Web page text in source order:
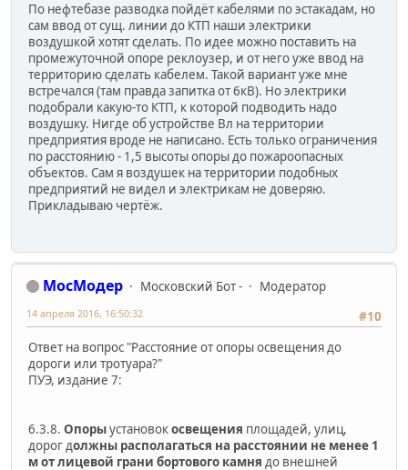
По нефтебазе разводка пойдёт кабелями по эстакадам, но
сам ввод от сущ. линии до КТП наши электрики
воздушкой хотят сделать. По идее можно поставить на
промежуточной опоре реклоузер, и от него уже ввод на
территорию сделать кабелем. Такой вариант уже мне
встречался (там правда запитка от 6кВ). Но электрики
подобрали какую-то КТП, к которой подводить надо
воздушку. Нигде об устройстве Вл на территории
предприятия вроде не написано. Есть только ограничения
по расстоянию - 1,5 высоты опоры до пожароопасных
объектов. Сам я воздушек на территории подобных
предприятий не видел и электрикам не доверяю.
Прикладываю чертёж.
МосМодер Московский Бот -
Модератор
#10
14 апреля 2016, 16:50:32
Ответ на вопрос "Расстояние от опоры освещения до
дороги или тротуара?"
ПУЭ, издание 7:
6.3.8. Опорыустановокосвещения площадей, улиц,
дорог должны располагаться на расстоянии не менее 1
м от лицевой грани бортового камня до внешней